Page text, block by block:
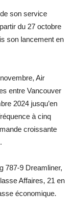
son service
du 27 octobre
son lancement en
Air
entre Vancouver
2024 jusqu’en
à cinq
croissante
787-9 Dreamliner,
Affaires, 21 en
économique.